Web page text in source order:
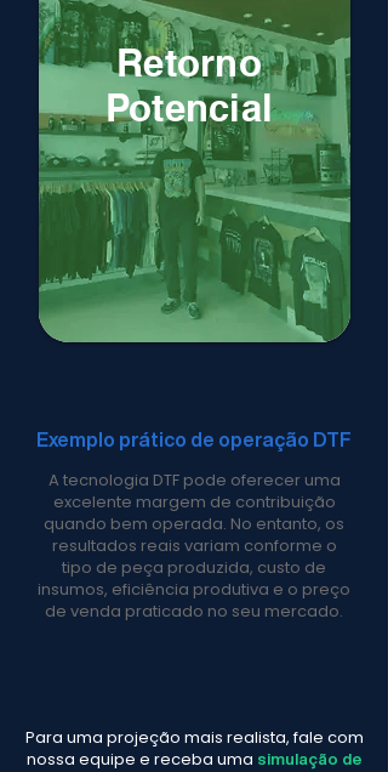
Retorno
Potencial
Exemplo prático de operação DTF
A tecnologia DTF pode oferecer uma
excelente margem de contribuição
quando bem operada. No entanto, os
resultados reais variam conforme o
tipo de peça produzida, custo de
insumos, eficiência produtiva e o preço
de venda praticado no seu mercado.
Para uma projeção mais realista, fale com
nossa equipe e receba uma simulação de